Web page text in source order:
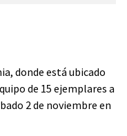
donde está ubicado
de 15 ejemplares a
2 de noviembre en